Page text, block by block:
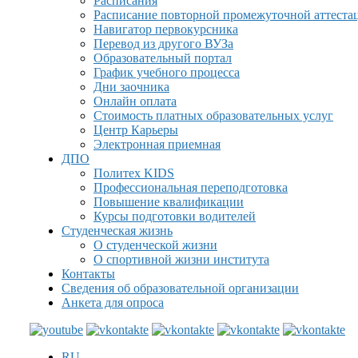
Расписание повторной промежуточной
Навигатор первокурсника
Перевод из другого ВУЗа
Образовательный портал
График учебного процесса
Дни заочника
Онлайн оплата
Стоимость платных образовательных услуг
Центр Карьеры
Электронная приемная
ДПО
Политех KIDS
Профессиональная переподготовка
Повышение квалификации
Курсы подготовки водителей
Студенческая жизнь
О студенческой жизни
О спортивной жизни института
Контакты
Сведения об образовательной организации
Анкета для опроса